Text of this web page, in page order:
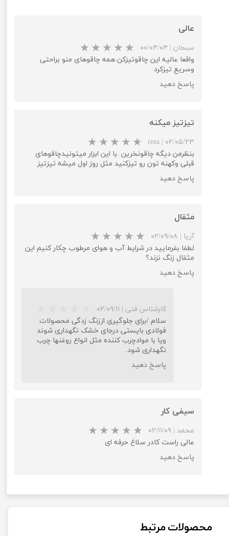
★
عالی
سبحان | ۰۰/۰۴/۰۴
★★★★
واقعا عالیه این چاقوتیزکن.همه چاقوهای منو براحتی
وسریع تیزکرد
پاسخ دهید
تیزتیز میکنه
reza | ۰۲/۰۵/۲۳
★★★★★
بنظرمن دیگه چاقونخرین .با این ابزار میتونیدچاقوهای
قبلی وکهنه تون رو تیزکنید مثل روز اول میشه تیزتیز
پاسخ دهید
مثقال
آریا | ۰۲/۰۹/۰۸
لطفا بفرمایید در شرایط آب و هوای مرطوب چکار کنیم این
مثقال زنگ نزند؟
پاسخ دهید
کارشناس فنی | ۰۲/۰۹/۱۱
سلام /برای جلوگیری اززنگ زدگی محصولات
فولادی بایستی درجای خشک نگهداری شوند
ویا با موادچرب کننده مثل انواع روغنها چرب
نگهداری شود.
پاسخ دهید
سیفی کار
محمد | ۰۲/۱۱/۰۹
عالی راست کادر سلاغ حرفه ای
پاسخ دهید
محصولات مرتبط